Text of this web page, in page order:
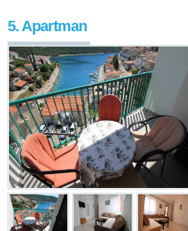
5. Apartman